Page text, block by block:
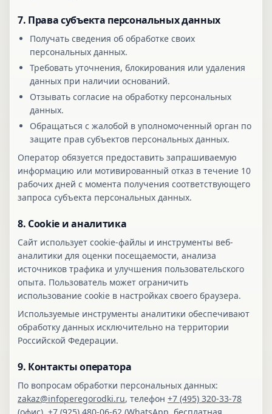
7. Права субъекта персональных данных
Получать сведения об обработке своих
персональных данных.
Требовать уточнения, блокирования или удаления
данных при наличии оснований.
Отзывать согласие на обработку персональных
данных.
Обращаться с жалобой в уполномоченный орган по
защите прав субъектов персональных данных.
Оператор обязуется предоставить запрашиваемую
информацию или мотивированный отказ в течение 10
рабочих дней с момента получения соответствующего
запроса субъекта персональных данных.
8. Cookie и аналитика
Сайт использует cookie-файлы и инструменты веб-
аналитики для оценки посещаемости, анализа
источников трафика и улучшения пользовательского
опыта. Пользователь может ограничить
использование cookie в настройках своего браузера.
Используемые инструменты аналитики обеспечивают
обработку данных исключительно на территории
Российской Федерации.
9. Контакты оператора
По вопросам обработки персональных данных:
zakaz@infoperegorodki.ru, телефон +7 (495) 320-33-78